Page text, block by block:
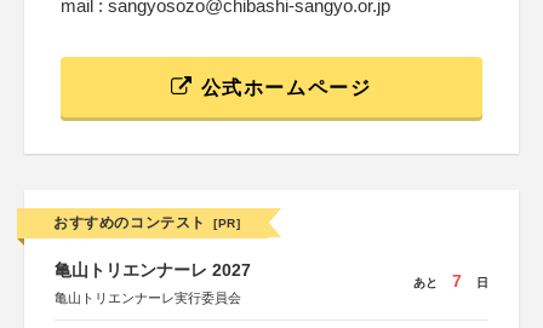
mail : sangyosozo@chibashi-sangyo.or.jp
公式ホームページ
おすすめのコンテスト [PR]
亀山トリエンナーレ 2027
亀山トリエンナーレ実行委員会
あと 7 日